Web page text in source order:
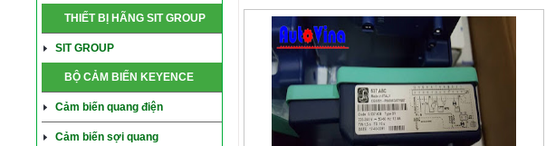
THIẾT BỊ HÃNG SIT GROUP
SIT GROUP
BỘ CẢM BIẾN KEYENCE
Cảm biến quang điện
Cảm biến sợi quang